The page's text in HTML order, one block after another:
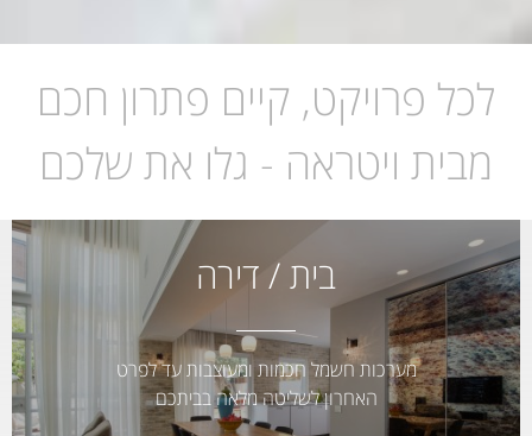
לכל פרויקט, קיים פתרון חכם
מבית ויטראה - גלו את שלכם
בית / דירה
מערכות חשמל חכמות ומעוצבות עד לפרט
האחרון לשליטה מלאה בביתכם